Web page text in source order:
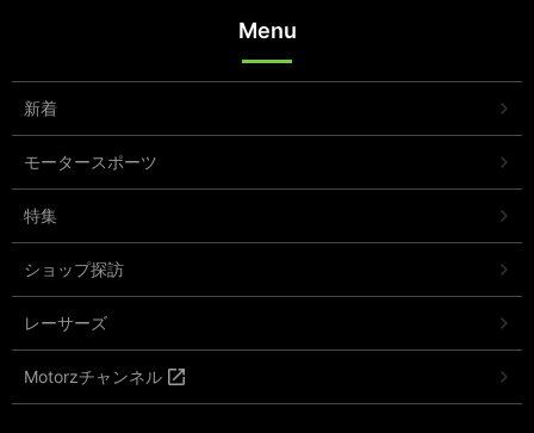
Menu
新着
モータースポーツ
特集
ショップ探訪
レーサーズ
Motorzチャンネル